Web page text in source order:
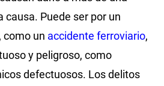
causa. Puede ser por un
como un accidente ferroviario,
y peligroso, como
defectuosos. Los delitos